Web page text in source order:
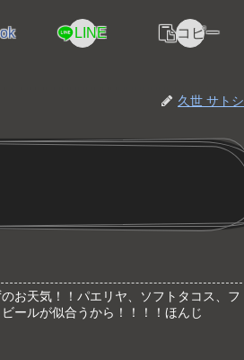
LINE コピー
久世 サトシ
お天気！！パエリヤ、ソフトタコス、フ
ールが似合うから！！！！ほんじ